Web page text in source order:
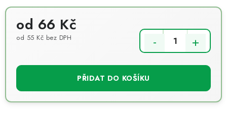
od 66 Kč
od 55 Kč bez DPH
PŘIDAT DO KOŠÍKU